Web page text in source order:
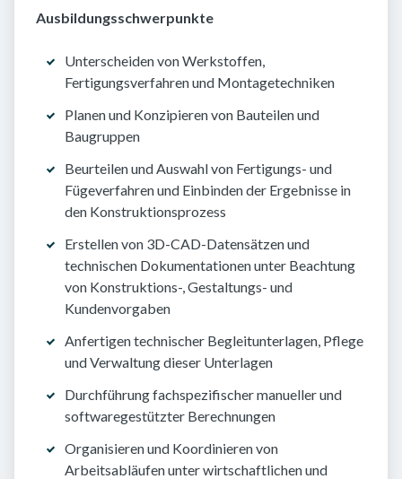
Ausbildungsschwerpunkte
Unterscheiden von Werkstoffen,
Fertigungsverfahren und Montagetechniken
Planen und Konzipieren von Bauteilen und
Baugruppen
Beurteilen und Auswahl von Fertigungs- und
Fügeverfahren und Einbinden der Ergebnisse in
den Konstruktionsprozess
Erstellen von 3D-CAD-Datensätzen und
technischen Dokumentationen unter Beachtung
von Konstruktions-, Gestaltungs- und
Kundenvorgaben
Anfertigen technischer Begleitunterlagen, Pflege
und Verwaltung dieser Unterlagen
Durchführung fachspezifischer manueller und
softwaregestützter Berechnungen
Organisieren und Koordinieren von
Arbeitsabläufen unter wirtschaftlichen und